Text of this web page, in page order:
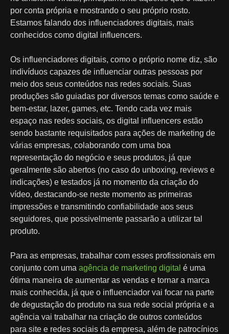
por conta própria e mostrando o seu próprio rosto.
Estamos falando dos influenciadores digitais, mais
conhecidos como digital influencers.
Os influenciadores digitais, como o próprio nome diz, são
indivíduos capazes de influenciar outras pessoas por
meio dos seus conteúdos nas redes sociais. Suas
produções são guiadas por diversos temas como saúde e
bem-estar, lazer, games, etc. Tendo cada vez mais
espaço nas redes sociais, os digital influencers estão
sendo bastante requisitados para ações de marketing de
várias empresas, colaborando com uma boa
representação do negócio e seus produtos, já que
geralmente são abertos (no caso do unboxing, reviews e
indicações) e testados já no momento da criação do
vídeo, destacando-se neste momento as primeiras
impressões e transmitindo confiabilidade aos seus
seguidores, que possivelmente passarão a utilizar tal
produto.
Para as empresas, trabalhar com esses profissionais em
conjunto com uma agência de marketing digital é uma
ótima maneira de aumentar as vendas e tornar a marca
mais conhecida, já que o influenciador vai focar na parte
de degustação do produto na sua rede social própria e a
agência vai trabalhar na criação de outros conteúdos
para site e redes sociais da empresa, além de patrocínios